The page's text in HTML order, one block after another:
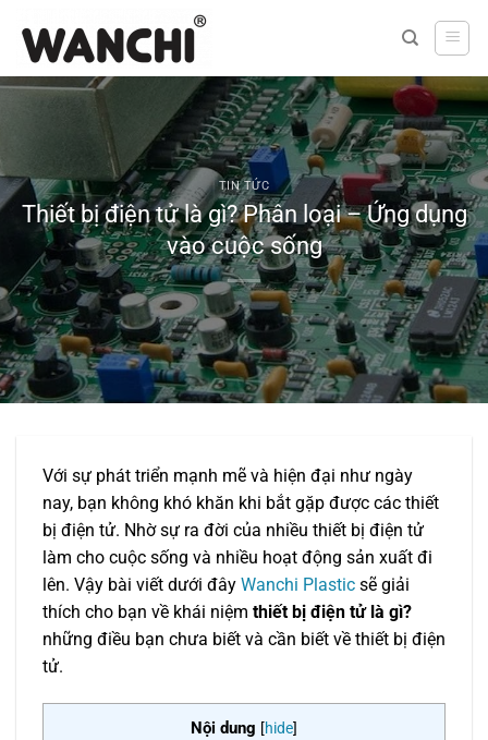
qua
dung
TIN TỨC
Thiết bị điện tử là gì? Phân loại – Ứng dụng
vào cuộc sống
Với sự phát triển mạnh mẽ và hiện đại như ngày
nay, bạn không khó khăn khi bắt gặp được các thiết
bị điện tử. Nhờ sự ra đời của nhiều thiết bị điện tử
làm cho cuộc sống và nhiều hoạt động sản xuất đi
lên. Vậy bài viết dưới đây Wanchi Plastic sẽ giải
thích cho bạn về khái niệm thiết bị điện tử là gì?
những điều bạn chưa biết và cần biết về thiết bị điện
tử.
Nội dung [hide]